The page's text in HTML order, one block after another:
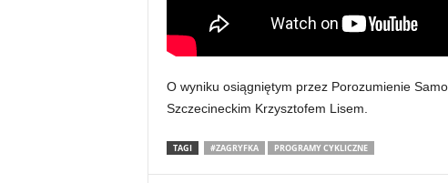
O wyniku osiągniętym przez Porozumienie
Szczecineckim Krzysztofem Lisem.
TAGI #ZAGRYFKA PROGRAMY CYKLICZNE